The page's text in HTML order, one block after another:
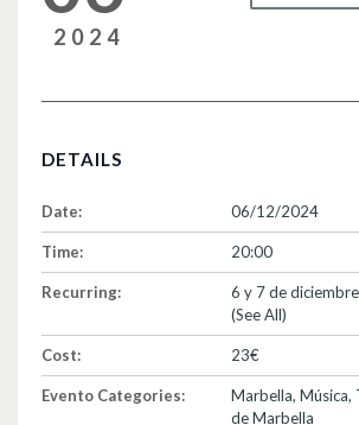
2024
DETAILS
Date: 06/12/2024
Time: 20:00
Recurring:
6 y 7 de diciembre
(See All)
Cost: 23€
Evento Categories: Marbella, Música,
de Marbella